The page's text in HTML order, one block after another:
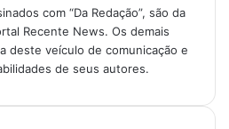
com “Da Redação”, são da
Recente News. Os demais
deste veículo de comunicação e
de seus autores.